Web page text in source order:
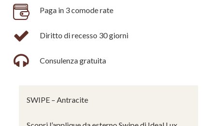
Paga in 3 comode rate
Diritto di recesso 30 giorni
Consulenza gratuita
SWIPE – Antracite